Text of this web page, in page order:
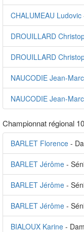
CHALUMEAU Ludovic
DROUILLARD
DROUILLARD
NAUCODIE Jean-Marc
NAUCODIE Jean-Marc
Championnat régional
BARLET Florence -
BARLET Jérôme -
BARLET Jérôme -
BARLET Jérôme -
BIALOUX Karine -